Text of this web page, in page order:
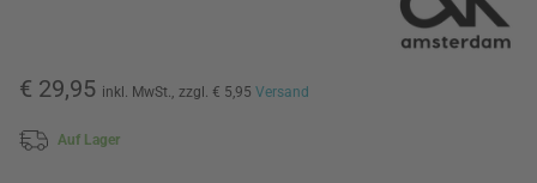
€ 29,95 inkl. MwSt., zzgl. € 5,95 Versand
Auf Lager